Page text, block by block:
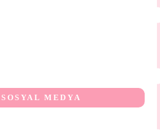
SOSYAL MEDYA